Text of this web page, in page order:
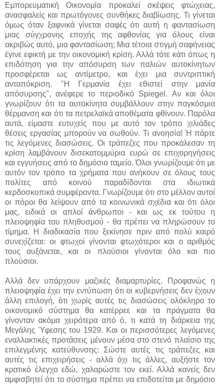
Εμπορευματική Οικονομία προκαλεί σκέψεις φτώχειας,
ανασφαλείς και πρωτόγονες συνθήκες διαβίωσης. Τι γίνεται
όμως όταν ξαφνικά γίνεται σαφές ότι αυτή η φαντασίωση
μιας σύγχρονης εποχής της αφθονίας για όλους είναι
ακριβώς αυτό, μια φαντασίωση; Μια τέτοια στιγμή σαφήνειας
έγινε εφικτή με την οικονομική κρίση. Αλλά τότε κάτι όπως η
επιδότηση για την απόσυρση των παλιών αυτοκίνητων
προσφέρεται ως αντίμετρο, και έχει μια συντριπτική
ανταπόκριση. "Η Γερμανία έχει εθιστεί στην μανία
απόσυρσης", ανέφερε το περιοδικό Spiegel. Αν και όλοι
γνωρίζουν ότι τα αυτοκίνητα συμβάλλουν στην παγκόσμια
θέρμανση και ότι τα πετρελαϊκά αποθέματα φθίνουν. Παρόλα
αυτά, είμαστε ευτυχείς που με αυτό τον τρόπο χιλιάδες
θέσεις εργασίας μπορούν να σωθούν. Τι ανοησία! Ή πάρτε
τις λεγόμενες διασώσεις. Οι τράπεζες που προκάλεσαν τη
κρίση λαμβάνουν δισεκατομμύρια ευρώ σε επιχορηγήσεις
και εγγυήσεις από το δημόσιο ταμείο. Όλοι γνωρίζουμε ότι με
αυτόν τον τρόπο τα χρήματα που ανήκουν σε όλους τους
πολίτες από κοινού παραδίδονται στα ιδιωτικά
κερδοσκοπικά συμφέροντα. Γνωρίζουμε ότι στο μέλλον αυτοί
οι πόροι θα λείψουν από τα κοινωνικά σχέδια και ότι όλοι
μας, ειδικά οι απλοί άνθρωποι - και ως εκ τούτου η
πλειοψηφία του πληθυσμού - θα πρέπει να πληρώσουν το
τίμημα. Η διαδικασία που ξεκίνησε πριν από πολύ καιρό
συνεχίζεται: οι φτωχοί γίνονται φτωχότεροι και ο αριθμός
τους αυξάνεται, και οι πλούσιοι γίνονται όλο και πιο
πλούσιοι.
Αλλά δεν υπάρχουν μαζικές διαμαρτυρίες. Προφανώς η
πλειοψηφία έχει την εντύπωση ότι οι κυβερνήσεις δεν έχουν
άλλη επιλογή, ότι χωρίς αυτές τις διασώσεις ολόκληρο το
οικονομικό σύστημα θα κατέρρεε και τα πράγματα θα
γίνονταν ακόμα χειρότερα από ό, τι κατά τη διάρκεια της
Μεγάλης Ύφεσης του 1929. Και οι περισσότερες λεγόμενες
εναλλακτικές προτάσεις μένουν μέσα στο στενό πλαίσιο της
επιλεγμένης κατεύθυνσης: Σώστε αυτές τις τράπεζες και
αυτές τις επιχειρήσεις - αλλά όχι τις άλλες, αυξήστε τον
κρατικό έλεγχο εδώ, χαλαρώστε τον εκεί. Αλλά κανείς δεν
αμφισβητεί ότι το σύστημα πρέπει να επιδοτείται με δημόσιο